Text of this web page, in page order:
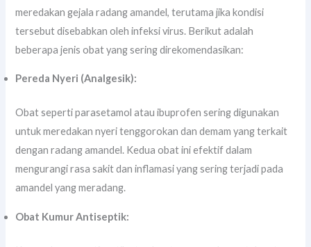
meredakan gejala radang amandel, terutama jika kondisi
tersebut disebabkan oleh infeksi virus. Berikut adalah
beberapa jenis obat yang sering direkomendasikan:
Pereda Nyeri (Analgesik):
Obat seperti parasetamol atau ibuprofen sering digunakan
untuk meredakan nyeri tenggorokan dan demam yang terkait
dengan radang amandel. Kedua obat ini efektif dalam
mengurangi rasa sakit dan inflamasi yang sering terjadi pada
amandel yang meradang.
Obat Kumur Antiseptik: